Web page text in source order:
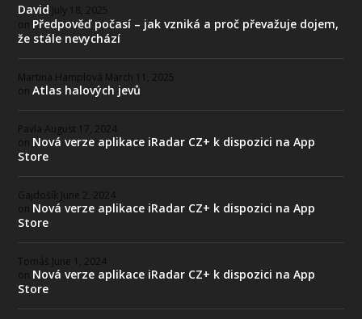
David July 18, 2025
on Předpověď počasí – jak vzniká a proč převažuje dojem,
že stále nevychází
Martina Hamplová March 11, 2025
onAtlas halových jevů
Pavla August 17, 2024
on Nová verze aplikace iRadar CZ+ k dispozici na App
Store
Gajdošík June 2, 2024
on Nová verze aplikace iRadar CZ+ k dispozici na App
Store
Tomáš
June 1, 2024
on Nová verze aplikace iRadar CZ+ k dispozici na App
Store